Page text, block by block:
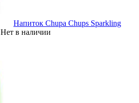
Напиток Chupa Chups Sparkling
Нет в наличии